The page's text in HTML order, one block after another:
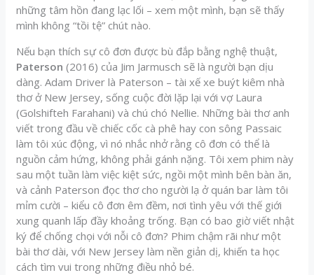
những tâm hồn đang lạc lối – xem một mình, bạn sẽ thấy
mình không “tồi tệ” chút nào.
Nếu bạn thích sự cô đơn được bù đắp bằng nghệ thuật,
Paterson (2016) của Jim Jarmusch sẽ là người bạn dịu
dàng. Adam Driver là Paterson – tài xế xe buýt kiêm nhà
thơ ở New Jersey, sống cuộc đời lặp lại với vợ Laura
(Golshifteh Farahani) và chú chó Nellie. Những bài thơ anh
viết trong đầu về chiếc cốc cà phê hay con sông Passaic
làm tôi xúc động, vì nó nhắc nhở rằng cô đơn có thể là
nguồn cảm hứng, không phải gánh nặng. Tôi xem phim này
sau một tuần làm việc kiệt sức, ngồi một mình bên bàn ăn,
và cảnh Paterson đọc thơ cho người lạ ở quán bar làm tôi
mỉm cười – kiểu cô đơn êm đềm, nơi tình yêu với thế giới
xung quanh lấp đầy khoảng trống. Bạn có bao giờ viết nhật
ký để chống chọi với nỗi cô đơn? Phim chậm rãi như một
bài thơ dài, với New Jersey làm nền giản dị, khiến ta học
cách tìm vui trong những điều nhỏ bé.